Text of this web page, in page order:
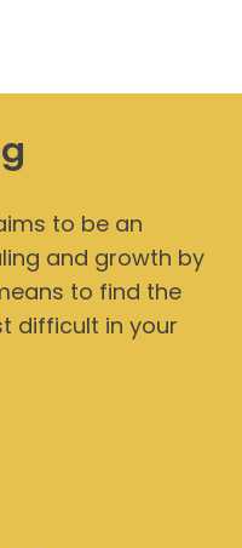
to be an
and growth by
to find the
difficult in your